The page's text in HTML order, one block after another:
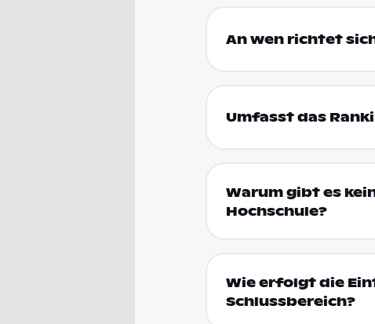
An wen richtet
Umfasst das
Warum gibt es
Hochschule?
Wie erfolgt die
Schlussbereich?